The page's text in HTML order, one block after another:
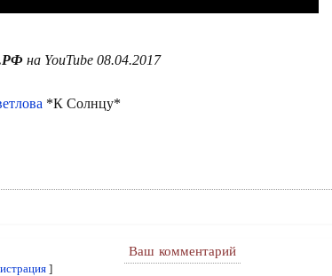
на YouTube 08.04.2017
*К Солнцу*
Ваш комментарий
]